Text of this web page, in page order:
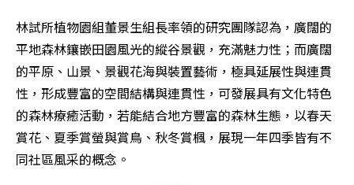
林試所植物園組董景生組長率領的研究團隊認為，廣闊的
平地森林鑲嵌田園風光的縱谷景觀，充滿魅力性；而廣闊
的平原、山景、景觀花海與裝置藝術，極具延展性與連貫
性，形成豐富的空間結構與連貫性，可發展具有文化特色
的森林療癒活動，若能結合地方豐富的森林生態，以春天
賞花、夏季賞螢與賞鳥、秋冬賞楓，展現一年四季皆有不
同社區風采的概念。